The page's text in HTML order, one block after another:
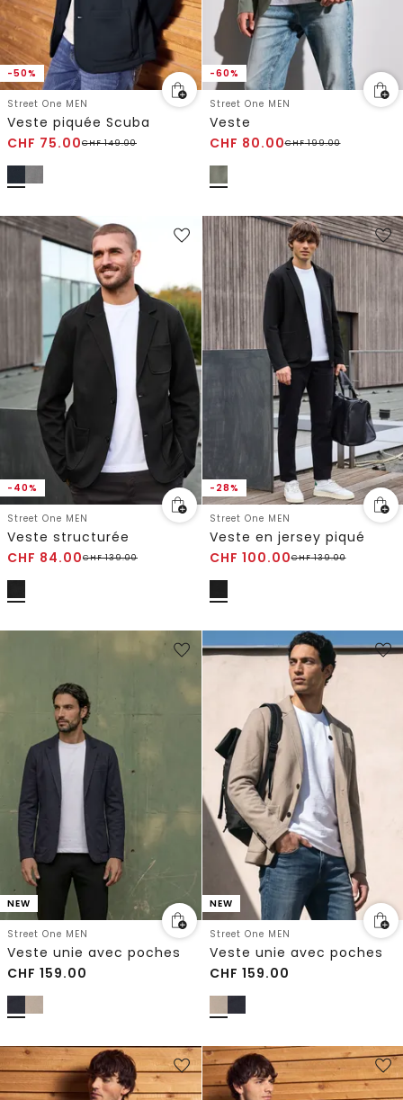
-50%
Street One MEN
Veste piquée Scuba
CHF 75.00CHF149.00
-60%
Street One MEN
Veste
CHF 80.00CHF199.00
-40%
Street One MEN
Veste structurée
CHF 84.00CHF139.00
-28%
Street One MEN
Veste en jersey piqué
CHF 100.00CHF139.00
NEW
Street One MEN
Veste unie avec poches
CHF 159.00
NEW
Street One MEN
Veste unie avec poches
CHF 159.00